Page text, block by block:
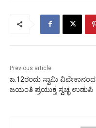
Previous article
ಜ.12ರಂದು ಸ್ವಾಮಿ ವಿವೇಕಾನಂದ
ಜಯಂತಿ ಪ್ರಯುಕ್ತ ಸ್ವಚ್ಛ ಉಡುಪಿ